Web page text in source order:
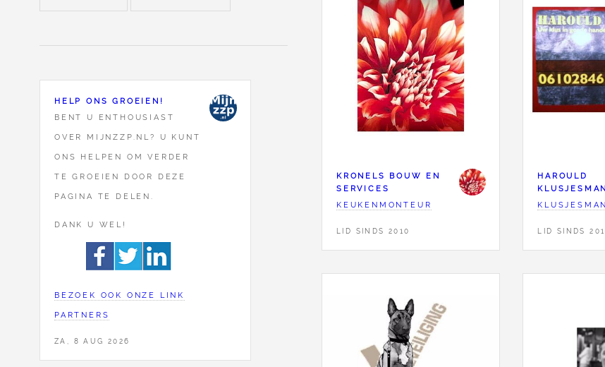
HELP ONS GROEIEN!
BENT U ENTHOUSIAST
OVER MIJNZZP.NL? U KUNT
ONS HELPEN OM VERDER
TE GROEIEN DOOR DEZE
PAGINA TE DELEN.
DANK U WEL!
BEZOEK OOK ONZE LINK
PARTNERS
ZA, 8 AUG 2026
KRONELS BOUW EN
SERVICES
KEUKENMONTEUR
LID SINDS 2010
HAROULD
KLUSJESMAN
KLUSJESMAN
LID SINDS